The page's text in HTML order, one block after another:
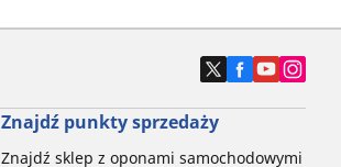
Znajdź punkty sprzedaży
Znajdź sklep z oponami samochodowymi